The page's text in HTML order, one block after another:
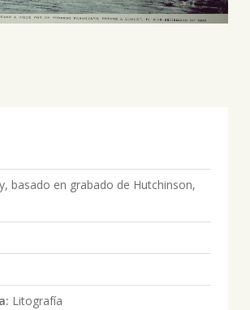
basado en grabado de Hutchinson,
Litografía